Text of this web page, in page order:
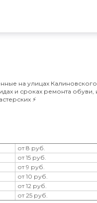
на улицах
и сроках ремонта обуви,
⚡️
от 8 руб.
от 15 руб.
от 9 руб.
от 10 руб.
от 12 руб.
от 25 руб.